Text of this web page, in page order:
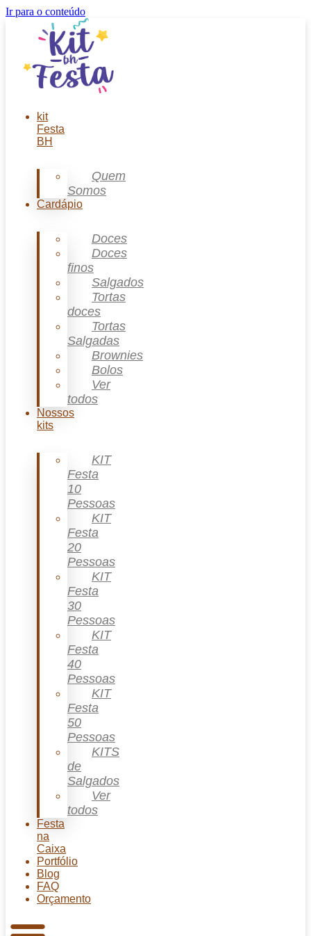
Ir para o conteúdo
kit
Festa
BH
Quem
Somos
Cardápio
Doces
Doces
finos
Salgados
Tortas
doces
Tortas
Salgadas
Brownies
Bolos
Ver
todos
Nossos
kits
KIT
Festa
10
Pessoas
KIT
Festa
20
Pessoas
KIT
Festa
30
Pessoas
KIT
Festa
40
Pessoas
KIT
Festa
50
Pessoas
KITS
de
Salgados
Ver
todos
Festa
na
Caixa
Portfólio
Blog
FAQ
Orçamento